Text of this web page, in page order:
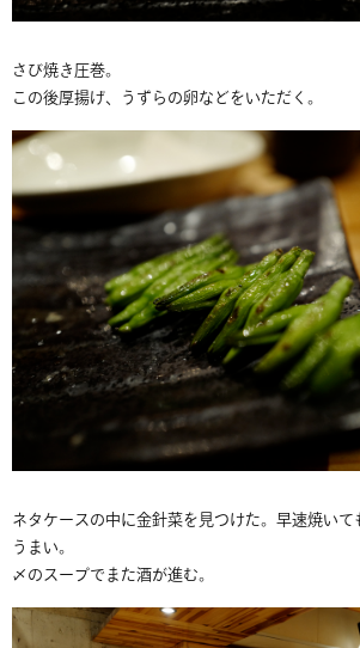
さび焼き圧巻。
この後厚揚げ、うずらの卵などをいただく。
ネタケースの中に金針菜を見つけた。早速焼いて
うまい。
〆のスープでまた酒が進む。